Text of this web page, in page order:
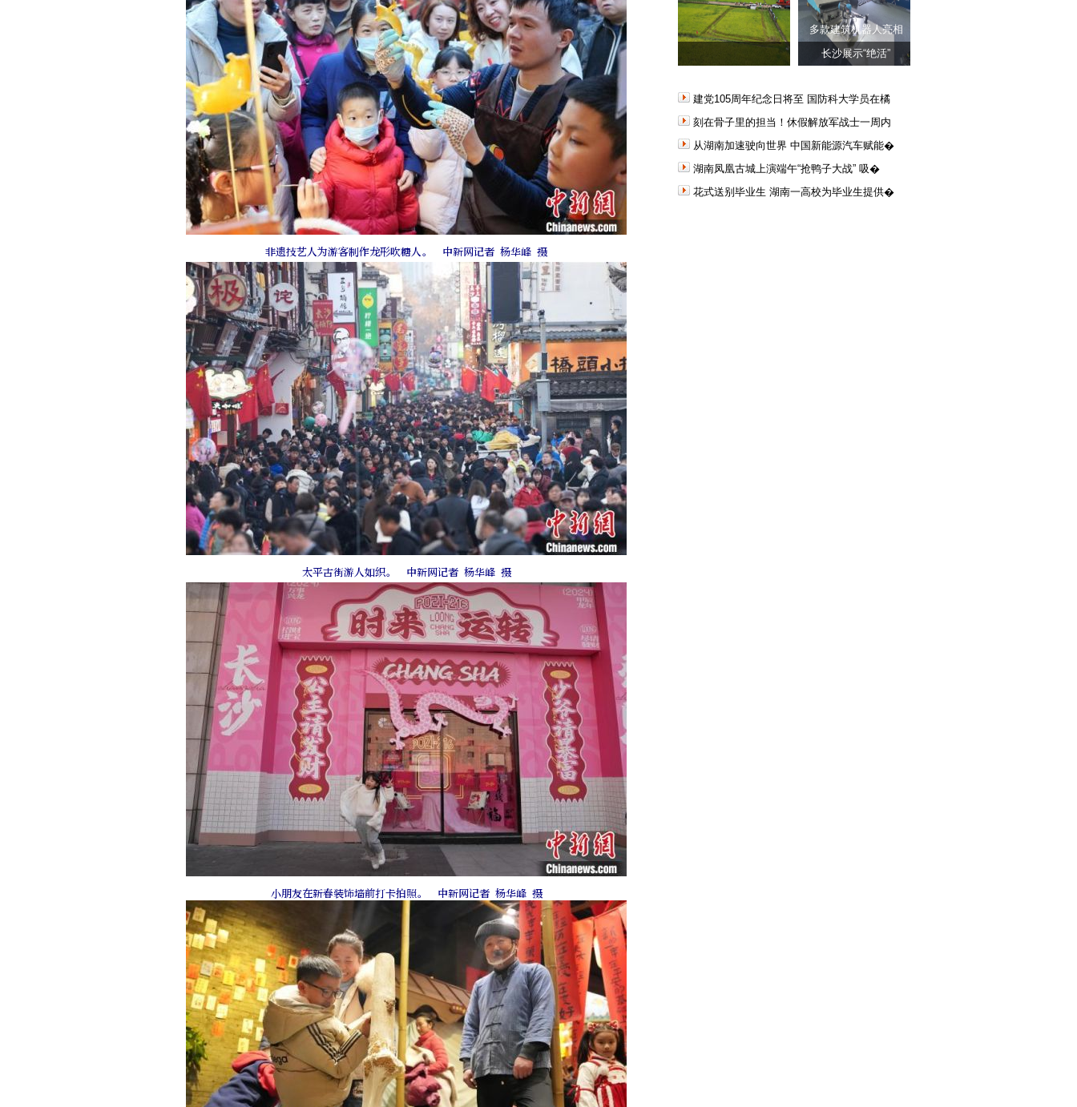
非遗技艺人为游客制作龙形吹糖人。 中新网记者 杨华峰 摄
太平古街游人如织。 中新网记者 杨华峰 摄
小朋友在新春装饰墙前打卡拍照。 中新网记者 杨华峰 摄
多款建筑机器人亮相
长沙展示“绝活”
建党105周年纪念日将至 国防科大学员在橘
刻在骨子里的担当！休假解放军战士一周内
从湖南加速驶向世界 中国新能源汽车赋能�
湖南凤凰古城上演端午“抢鸭子大战” 吸�
花式送别毕业生 湖南一高校为毕业生提供�